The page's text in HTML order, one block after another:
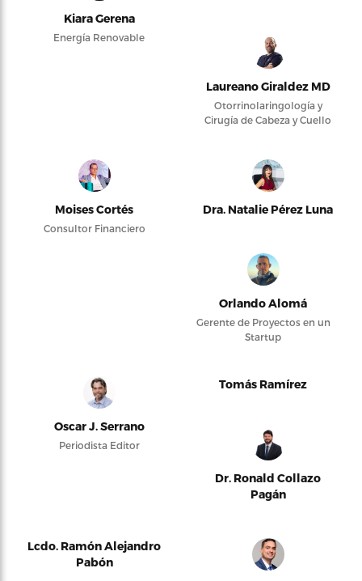
Kiara Gerena
Energía Renovable
Laureano Giraldez MD
Otorrinolaringología y
Cirugía de Cabeza y Cuello
Moises Cortés
Consultor Financiero
Dra. Natalie Pérez Luna
Orlando Alomá
Gerente de Proyectos en un
Startup
Oscar J. Serrano
Periodista Editor
Tomás Ramírez
Dr. Ronald Collazo
Pagán
Lcdo. Ramón Alejandro
Pabón